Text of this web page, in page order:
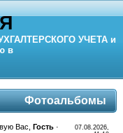
УЧЕТА и
в
Фотоальбомы
Вас ,Гость ·
07.08.2026,